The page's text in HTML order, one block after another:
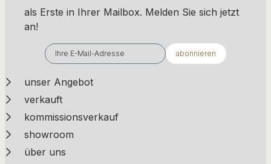
als Erste in Ihrer Mailbox. ​​​​​​Melden Sie sich jetzt
an!
abonnieren
unser Angebot
verkauft
kommissionsverkauf
showroom
über uns